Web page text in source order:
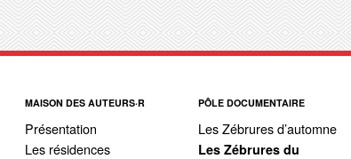
MAISON DES AUTEURS·R
Présentation
Les résidences
PÔLE DOCUMENTAIRE
Les Zébrures d’automne
Les Zébrures du